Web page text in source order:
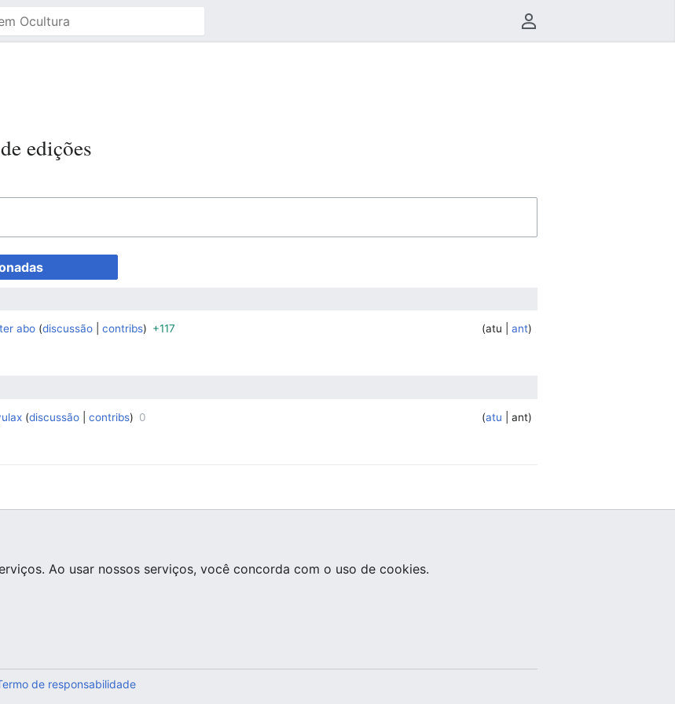
Menu do usuário
edições
atu ant
abo discussão contribs
+117
atu ant
discussão contribs
0
Ao usar nossos serviços, você concorda com o uso de cookies.
de responsabilidade